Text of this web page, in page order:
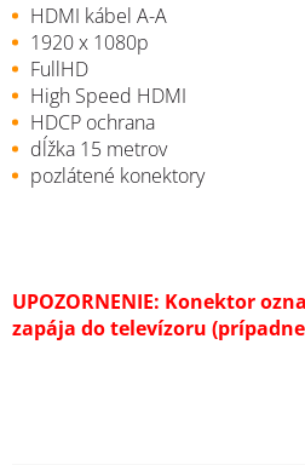
HDMI kábel A-A
1920 x 1080p
FullHD
High Speed HDMI
HDCP ochrana
dĺžka 15 metrov
pozlátené konektory
UPOZORNENIE: Konektor
zapája do televízoru